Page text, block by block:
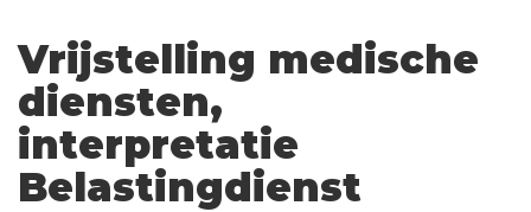
Vrijstelling medische
diensten,
interpretatie
Belastingdienst